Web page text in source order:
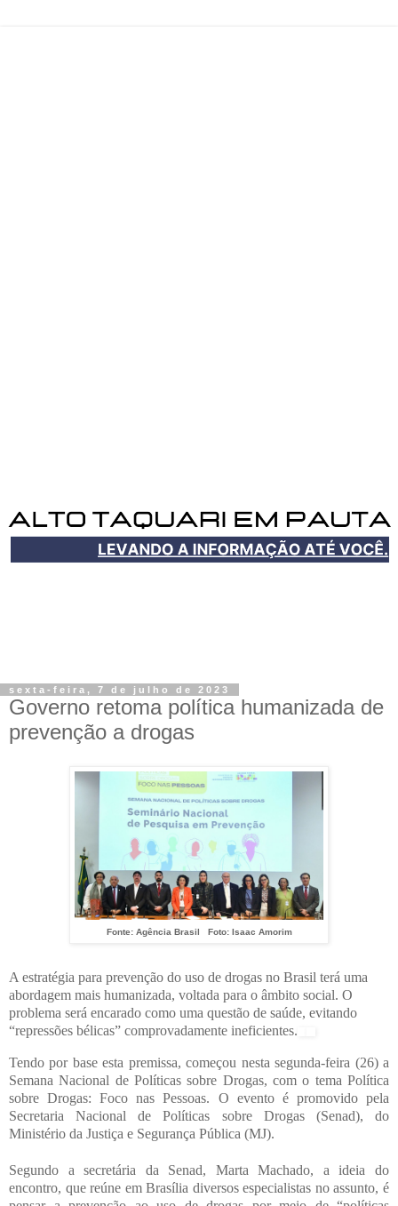
sexta-feira, 7 de julho de 2023
Governo retoma política humanizada de
prevenção a drogas
Fonte: Agência Brasil Foto: Isaac Amorim
A estratégia para prevenção do uso de drogas no Brasil terá uma
abordagem mais humanizada, voltada para o âmbito social. O
problema será encarado como uma questão de saúde, evitando
“repressões bélicas” comprovadamente ineficientes.
Tendo por base esta premissa, começou nesta segunda-feira (26) a
Semana Nacional de Políticas sobre Drogas, com o tema Política
sobre Drogas: Foco nas Pessoas. O evento é promovido pela
Secretaria Nacional de Políticas sobre Drogas (Senad), do
Ministério da Justiça e Segurança Pública (MJ).
Segundo a secretária da Senad, Marta Machado, a ideia do
encontro, que reúne em Brasília diversos especialistas no assunto, é